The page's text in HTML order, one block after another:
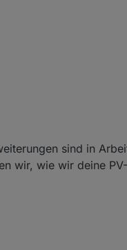
sind in
wir, wie wir deine